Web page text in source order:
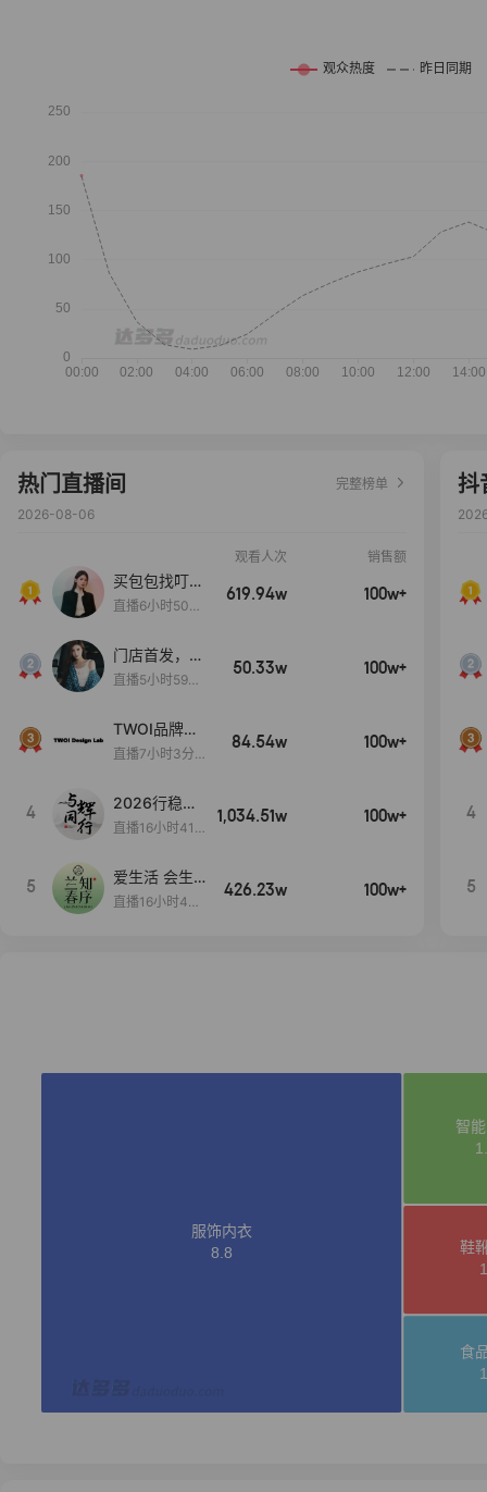
热门直播间
完整榜单
2026-08-06
观看人次 销售额
买包包找叮
当,一折购！
直播6小时50分
619.94w 100w+
门店首发，秋
款大上新！！
直播5小时59分
50.33w 100w+
TWOI品牌直
播间新款上
直播7小时3分5
84.54w 100w+
4
2026行稳致
远
直播16小时41
1,034.51w 100w+
5
爱生活 会生
活
直播16小时45
426.23w 100w+
抖
4
5